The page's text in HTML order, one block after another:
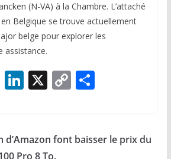
(N-VA) à la Chambre. L’attaché
Belgique se trouve actuellement
belge pour explorer les
assistance.
W
s
Li
e
X C
y
P
g
d’Amazon font baisser le prix du
Pro 8 To.